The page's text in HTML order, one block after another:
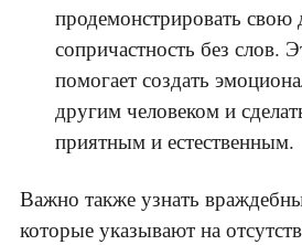
продемонстрировать
сопричастность без слов.
помогает создать
другим человеком и
приятным и естественным.
Важно также узнать
которые указывают на